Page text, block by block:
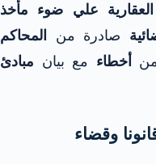
علي ضوء مأخذ
صادرة من
المحاكم
أخطاء مع بيان مبادئ
وقضاء